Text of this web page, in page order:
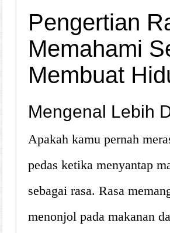
Pengertian
Memahami
Membuat
Mengenal Lebih
Apakah kamu pernah
pedas ketika menyantap
sebagai rasa. Rasa
menonjol pada makanan